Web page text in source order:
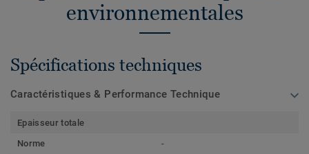
environnementales
Spécifications techniques
Caractéristiques & Performance Technique
Epaisseur totale
Norme
-